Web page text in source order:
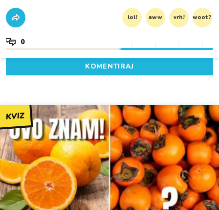
lol! aww vrh! woot?!
0
KOMENTIRAJ
KVIZ